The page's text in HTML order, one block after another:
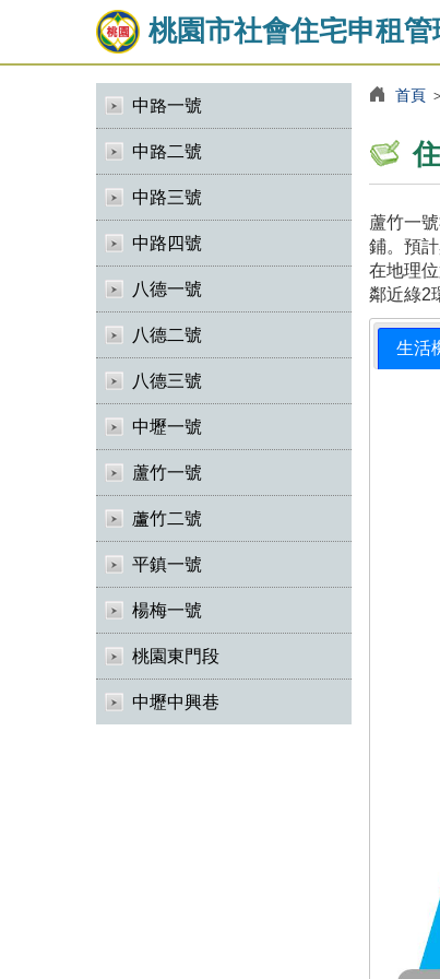
桃園市社會住宅申租管
中路一號
中路二號
中路三號
中路四號
八德一號
八德二號
八德三號
中壢一號
蘆竹一號
蘆竹二號
平鎮一號
楊梅一號
桃園東門段
中壢中興巷
首頁
蘆竹一
鋪。預
在地理
鄰近綠2
生活